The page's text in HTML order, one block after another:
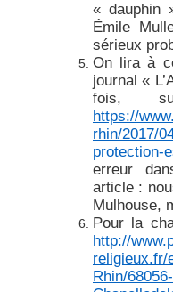
« dauphin
Émile
sérieux
On lira à
journal «
fois,
https://
rhin/2017/
protection-
erreur
article :
Mulhouse,
Pour la
http://
religieux.fr/
Rhin/